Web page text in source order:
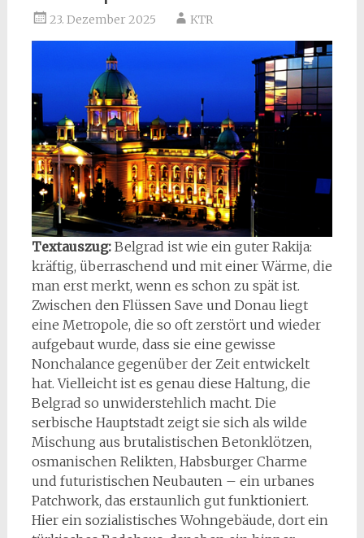
23. Dezember 2025 KTR
Textauszug: Belgrad ist wie ein guter Rakija:
kräftig, überraschend und mit einer Wärme, die
man erst merkt, wenn es schon zu spät ist.
Zwischen den Flüssen Save und Donau liegt
eine Metropole, die so oft zerstört und wieder
aufgebaut wurde, dass sie eine gewisse
Nonchalance gegenüber der Zeit entwickelt
hat. Vielleicht ist es genau diese Haltung, die
Belgrad so unwiderstehlich macht. Die
serbische Hauptstadt zeigt sie sich als wilde
Mischung aus brutalistischen Betonklötzen,
osmanischen Relikten, Habsburger Charme
und futuristischen Neubauten – ein urbanes
Patchwork, das erstaunlich gut funktioniert.
Hier ein sozialistisches Wohngebäude, dort ein